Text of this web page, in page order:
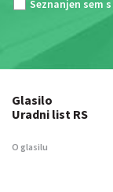
Seznanjen sem s
Glasilo
Uradni list RS
O glasilu